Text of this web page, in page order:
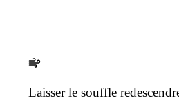
Laisser le souffle